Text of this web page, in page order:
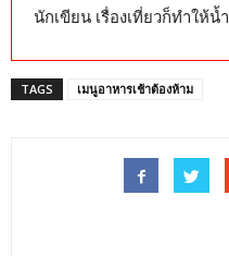
นักเขียน เรื่องเที่ยวก็ทำให้
TAGS เมนูอาหารเช้าต้องห้าม